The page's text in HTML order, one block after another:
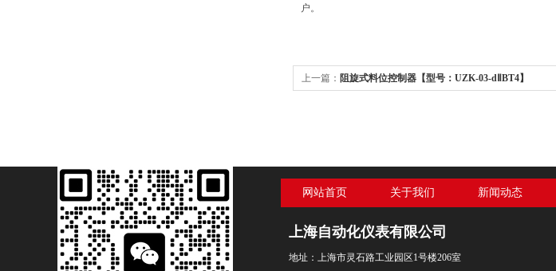
户。
上一篇： 阻旋式料位控制器【型号：UZK-03-dⅡBT4】
网站首页 关于我们 新闻动态
上海自动化仪表有限公司
地址：上海市灵石路工业园区1号楼206室